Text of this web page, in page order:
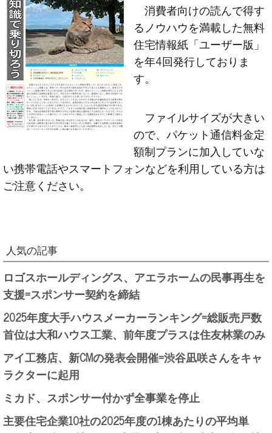
消費者向けの読んで得す
るノウハウを満載した無料
住宅情報紙「ユーザー版」
を年4回発行しておりま
す。
ファイルサイズが大きい
ので、パケット通信料金定
額制プランに加入していな
い携帯電話やスマートフォンなどを利用している方は
ご注意ください。
人気の記事
ロゴスホールディングス、アエラホームの民事再生を
支援=スポンサー契約を締結
2025年度大手ハウスメーカーランキング=総販売戸数
首位は大和ハウス工業、前年度プラスは住友林業のみ
アイ工務店、新CMの発表会開催=渋谷凪咲さんをキャ
ラクターに起用
ミカド、スポンサー付かず全事業を停止
主要住宅企業10社の2025年度の1棟あたりの平均単